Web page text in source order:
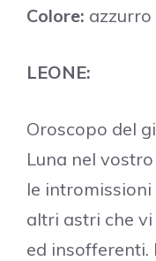
Colore: azzurro
LEONE:
Oroscopo del
Luna nel
le
altri astri che
ed insofferenti.